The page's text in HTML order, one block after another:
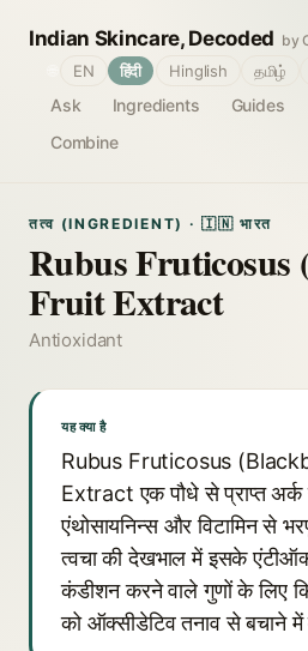
Indian Skincare, Decoded by
Ask Ingredients Guides
Combine
EN हिंदी Hinglish தமிழ்
तत्व (INGREDIENT) · 🇮🇳 भारत
Rubus Fruticosus
Fruit Extract
Antioxidant
यह क्या है
Rubus Fruticosus
Extract एक पौधे से प्राप्त अर्क
एंथोसायनिन्स और विटामिन से
त्वचा की देखभाल में इसके
कंडीशन करने वाले गुणों के लिए
को ऑक्सीडेटिव तनाव से बचाने में